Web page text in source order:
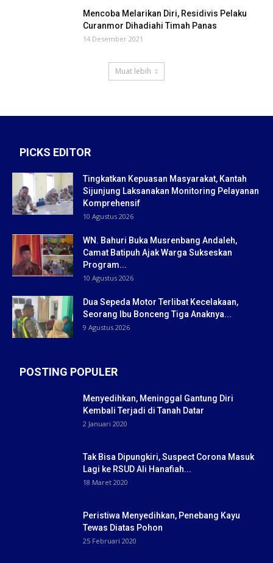
Mencoba Melarikan Diri, Residivis Pelaku
Curanmor Dihadiahi Timah Panas
14 Desember 2021
Muat lebih
PICKS EDITOR
Tingkatkan Kepuasan Masyarakat, Kantah
Sijunjung Laksanakan Monitoring Pelayanan
Komprehensif
10 Agustus 2026
WN. Bahuri Buka Musrenbang Andaleh,
Camat Batipuh Ajak Warga Sukseskan
Program...
10 Agustus 2026
Dua Sepeda Motor Terlibat Kecelakaan,
Seorang Ibu Bonceng Tiga Anaknya...
9 Agustus 2026
POSTING POPULER
Menyedihkan, Meninggal Gantung Diri
Kembali Terjadi di Tanah Datar
2 Januari 2020
Tak Bisa Dipungkiri, Suspect Corona Masuk
Lagi ke RSUD Ali Hanafiah...
18 Maret 2020
Peristiwa Menyedihkan, Penebang Kayu
Tewas Diatas Pohon
25 Februari 2020